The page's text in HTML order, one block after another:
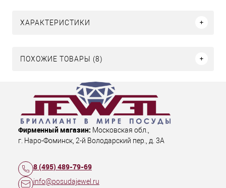
ХАРАКТЕРИСТИКИ
ПОХОЖИЕ ТОВАРЫ (8)
Фирменный магазин: Московская обл.,
г. Наро-Фоминск, 2-й Володарский пер., д. 3А
8 (495) 489-79-69
info@posudajewel.ru